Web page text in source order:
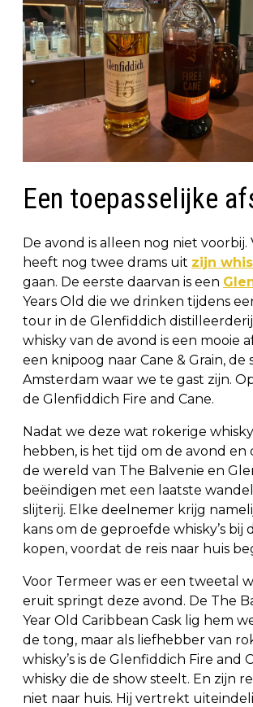
Een toepasselijke
De avond is alleen nog niet voorbij.
heeft nog twee drams uit zijn
gaan. De eerste daarvan is een
Years Old die we drinken tijdens
tour in de Glenfiddich
whisky van de avond is een mooie
een knipoog naar Cane & Grain, de
Amsterdam waar we te gast zijn.
de Glenfiddich Fire and Cane.
Nadat we deze wat rokerige
hebben, is het tijd om de avond en
de wereld van The Balvenie en
beëindigen met een laatste
slijterij. Elke deelnemer krijg
kans om de geproefde whisky’s bij
kopen, voordat de reis naar huis
Voor Termeer was er een tweetal
eruit springt deze avond. De The
Year Old Caribbean Cask lig hem
de tong, maar als liefhebber van
whisky’s is de Glenfiddich Fire and
whisky die de show steelt. En zijn
niet naar huis. Hij vertrekt